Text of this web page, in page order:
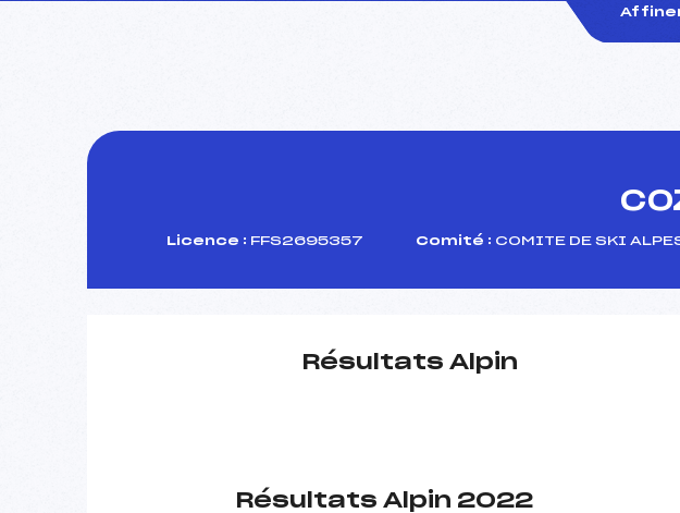
Licence : FFS2695357 Comité : COMITE DE SKI
Résultats Alpin
Résultats Alpin 2022